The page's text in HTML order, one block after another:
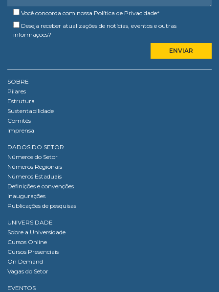
Você concorda com nossa Política de Privacidade*
Deseja receber atualizações de notícias, eventos e outras
informações?
SOBRE
Pilares
Estrutura
Sustentabilidade
Comitês
Imprensa
DADOS DO SETOR
Números do Setor
Números Regionais
Números Estaduais
Definições e convenções
Inaugurações
Publicações de pesquisas
UNIVERSIDADE
Sobre a Universidade
Cursos Online
Cursos Presenciais
On Demand
Vagas do Setor
EVENTOS